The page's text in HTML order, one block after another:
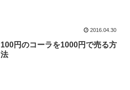
2016.04.30
100円のコーラを1000円で売る方
法